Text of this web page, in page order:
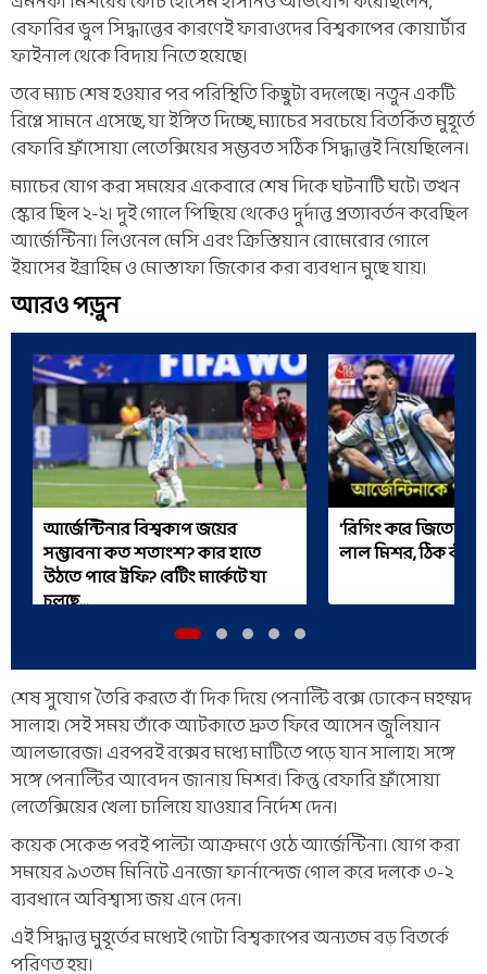
রেফারির ভুল সিদ্ধান্তের কারণেই ফারাওদের বিশ্বকাপের কোয়ার্টার
ফাইনাল থেকে বিদায় নিতে হয়েছে।
তবে ম্যাচ শেষ হওয়ার পর পরিস্থিতি কিছুটা বদলেছে। নতুন একটি
রিপ্লে সামনে এসেছে, যা ইঙ্গিত দিচ্ছে, ম্যাচের সবচেয়ে বিতর্কিত মুহূর্তে
রেফারি ফ্রাঁসোয়া লেতেক্সিয়ের সম্ভবত সঠিক সিদ্ধান্তই নিয়েছিলেন।
ম্যাচের যোগ করা সময়ের একেবারে শেষ দিকে ঘটনাটি ঘটে। তখন
স্কোর ছিল ২-২। দুই গোলে পিছিয়ে থেকেও দুর্দান্ত প্রত্যাবর্তন করেছিল
আর্জেন্টিনা। লিওনেল মেসি এবং ক্রিস্তিয়ান রোমেরোর গোলে
ইয়াসের ইব্রাহিম ও মোস্তাফা জিকোর করা ব্যবধান মুছে যায়।
আরও পড়ুন
আর্জেন্টিনার বিশ্বকাপ জয়ের
সম্ভাবনা কত শতাংশ? কার হাতে
উঠতে পারে ট্রফি? বেটিং মার্কেটে যা
চলছে...
'রিগিং করে জিতেছে
লাল মিশর, ঠিক কী
শেষ সুযোগ তৈরি করতে বাঁ দিক দিয়ে পেনাল্টি বক্সে ঢোকেন মহম্মদ
সালাহ। সেই সময় তাঁকে আটকাতে দ্রুত ফিরে আসেন জুলিয়ান
আলভারেজ। এরপরই বক্সের মধ্যে মাটিতে পড়ে যান সালাহ। সঙ্গে
সঙ্গে পেনাল্টির আবেদন জানায় মিশর। কিন্তু রেফারি ফ্রাঁসোয়া
লেতেক্সিয়ের খেলা চালিয়ে যাওয়ার নির্দেশ দেন।
কয়েক সেকেন্ড পরই পাল্টা আক্রমণে ওঠে আর্জেন্টিনা। যোগ করা
সময়ের ৯৩তম মিনিটে এনজো ফার্নান্দেজ গোল করে দলকে ৩-২
ব্যবধানে অবিশ্বাস্য জয় এনে দেন।
এই সিদ্ধান্ত মুহূর্তের মধ্যেই গোটা বিশ্বকাপের অন্যতম বড় বিতর্কে
পরিণত হয়।